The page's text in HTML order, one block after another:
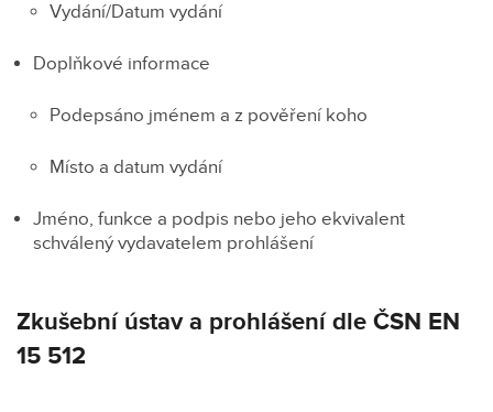
Vydání/Datum vydání
Doplňkové informace
Podepsáno jménem a z pověření koho
Místo a datum vydání
Jméno, funkce a podpis nebo jeho ekvivalent
schválený vydavatelem prohlášení
Zkušební ústav a prohlášení dle ČSN EN
15 512